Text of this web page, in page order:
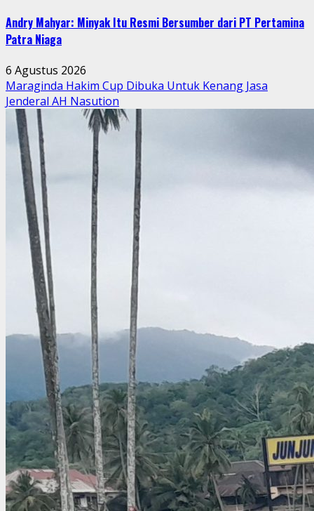
Andry Mahyar: Minyak Itu Resmi Bersumber dari PT Pertamina
Patra Niaga
6 Agustus 2026
Maraginda Hakim Cup Dibuka Untuk Kenang Jasa
Jenderal AH Nasution